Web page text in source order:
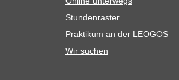
Stun­den­ras­ter
Prak­ti­kum an der LEOGOS
Wir suchen